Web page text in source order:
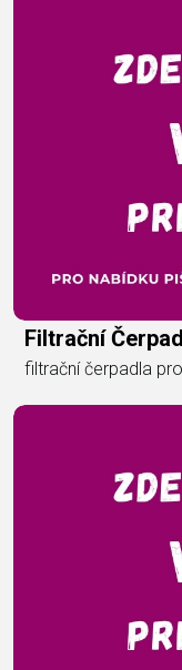
Filtrační
filtrační čerpadla